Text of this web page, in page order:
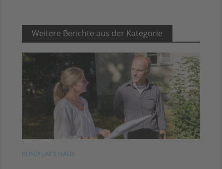
Weitere Berichte aus der Kategorie
RUND UM'S HAUS